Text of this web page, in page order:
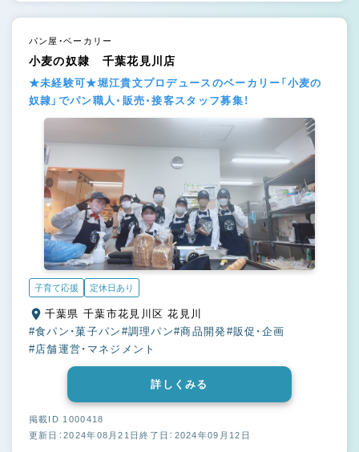
パン屋・ベーカリー
小麦の奴隷 千葉花見川店
★未経験可★堀江貴文プロデュースのベーカリー「小麦の
奴隷」でパン職人・販売・接客スタッフ募集！
子育て応援 定休日あり
千葉県 千葉市花見川区 花見川
#食パン・菓子パン #調理パン#商品開発#販促・企画
#店舗運営・マネジメント
詳しくみる
掲載ID 1000418
更新日：2024年08月21日終了日：2024年09月12日